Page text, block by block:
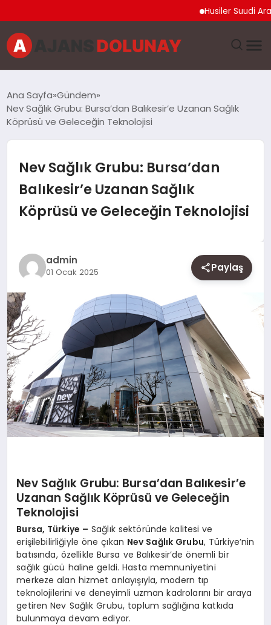
Husiler Suudi
EĞITIM
GÜNCEL
SAĞLIK
SIYASET
SPOR
YAŞAM
Ana Sayfa Gündem
Nev Sağlık Grubu: Bursa’dan Balıkesir’e Uzanan Sağlık
Köprüsü ve Geleceğin Teknolojisi
Nev Sağlık Grubu: Bursa’dan
Balıkesir’e Uzanan Sağlık
Köprüsü ve Geleceğin Teknolojisi
admin
01 Ocak 2025 Paylaş
Nev Sağlık Grubu: Bursa’dan Balıkesir’e
Uzanan Sağlık Köprüsü ve Geleceğin
Teknolojisi
Bursa, Türkiye – Sağlık sektöründe kalitesi ve
erişilebilirliğiyle öne çıkan Nev Sağlık Grubu, Türkiye’nin
batısında, özellikle Bursa ve Balıkesir’de önemli bir
sağlık gücü haline geldi. Hasta memnuniyetini
merkeze alan hizmet anlayışıyla, modern tıp
teknolojilerini ve deneyimli uzman kadrolarını bir araya
getiren Nev Sağlık Grubu, toplum sağlığına katkıda
bulunmaya devam ediyor.